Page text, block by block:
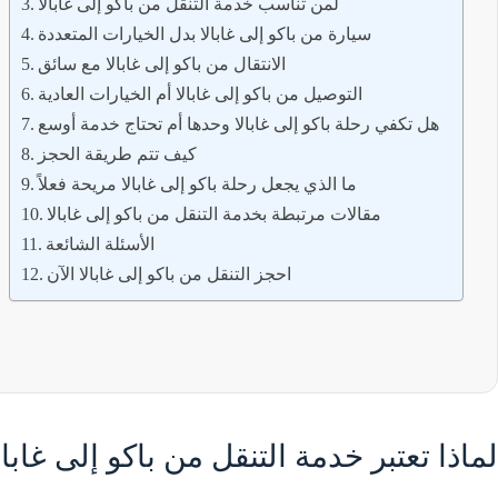
لمن تناسب خدمة التنقل من باكو إلى غابالا
سيارة من باكو إلى غابالا بدل الخيارات المتعددة
الانتقال من باكو إلى غابالا مع سائق
التوصيل من باكو إلى غابالا أم الخيارات العادية
هل تكفي رحلة باكو إلى غابالا وحدها أم تحتاج خدمة أوسع
كيف تتم طريقة الحجز
ما الذي يجعل رحلة باكو إلى غابالا مريحة فعلاً
مقالات مرتبطة بخدمة التنقل من باكو إلى غابالا
الأسئلة الشائعة
احجز التنقل من باكو إلى غابالا الآن
لماذا تعتبر خدمة التنقل من باكو إلى